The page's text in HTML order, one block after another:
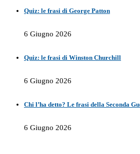
Quiz: le frasi di George Patton
6 Giugno 2026
Quiz: le frasi di Winston Churchill
6 Giugno 2026
Chi l’ha detto? Le frasi della Seconda
6 Giugno 2026